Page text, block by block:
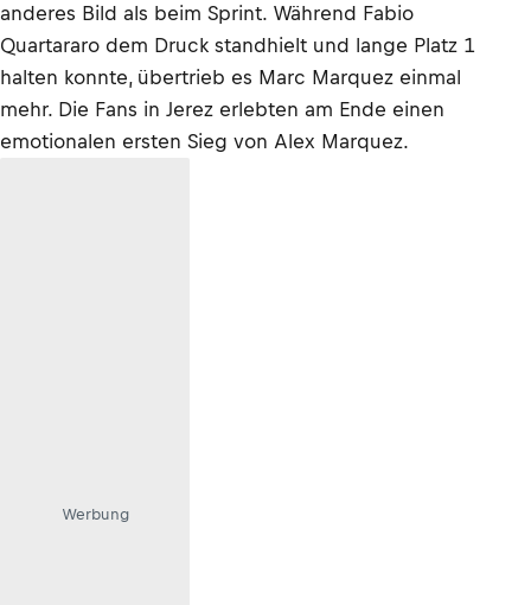
anderes Bild als beim Sprint. Während Fabio
Quartararo dem Druck standhielt und lange Platz 1
halten konnte, übertrieb es Marc Marquez einmal
mehr. Die Fans in Jerez erlebten am Ende einen
emotionalen ersten Sieg von Alex Marquez.
Werbung